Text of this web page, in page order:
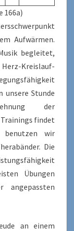
166a)
Aufwärmen.
begleitet,
Kreislauf-
unsere Stunde
der
findet
wir
Die
Übungen
angepassten
an einem